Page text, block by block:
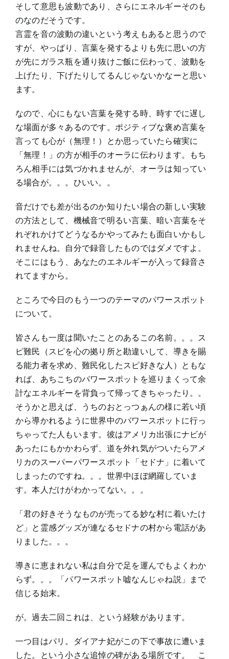
そして意思も波動であり、さらにエネルギーそのも
のなのだそうです。
言霊を音の波動の違いという考えもあると思うので
すが、やっぱり、言葉を発するよりも先に思いの方
が先にガラス瓶を通り抜けご飯に伝わって、波動を
上げたり、下げたりしてるんじゃないかなーと思い
ます。
なので、心にもない言葉を発する時、時すでに遅し
な場面が多々あるのです。ポジティブな褒め言葉を
言っても心が（無理！）とか思っていたら確実に
「無理！」の方が相手のオーラに伝わります。もち
ろん相手には気づかれませんが、オーラは知ってい
る場合が。。。ひいい。。
音だけでも差が出るのか知りたい場合の新しい実験
の方法として、機械音で明るい言葉、暗い言葉をそ
れぞれかけてどうなるかやってみたも面白いかもし
れませんね。自分で録音したものではダメですよ。
そこにはもう、あなたのエネルギーが入って録音さ
れてますから。
ところで今日のもう一つのテーマのパワースポット
について。
皆さんも一度は聞いたことのあるこの名前。。。ス
ピ難民（スピを心の拠り所と勘違いして、導きを賜
る能力者を求め、難民化したスピ好きな人）ともな
れば、あちこちのパワースポットを巡りまくって余
計なエネルギーを背負って帰ってきちゃったり。。
そうかと思えば、うちのおとっつぁんの様に若い頃
から導かれるように世界中のパワースポットに行っ
ちゃってた人もいます。彼はアメリカ出張にナビが
あったにもかかわらず、道を外れ気がついたらアメ
リカのスーパーパワースポット「セドナ」に着いて
しまったのですね。。。世界中ほぼ網羅していま
す。本人だけがわかってない。。。
「君の好きそうなものが売ってる妙な村に着いたけ
ど」と霊感グッズが連なるセドナの村から電話があ
りました。。。
導きに恵まれない私は自分で足を運んでもよくわか
らず。。。「パワースポット嘘なんじゃね説」まで
信じる始末。
が。過去二回これは、という経験があります。
一つ目はパリ。ダイアナ妃がこの下で事故に遭いま
した。という小さな追悼の碑がある場所です。 こ